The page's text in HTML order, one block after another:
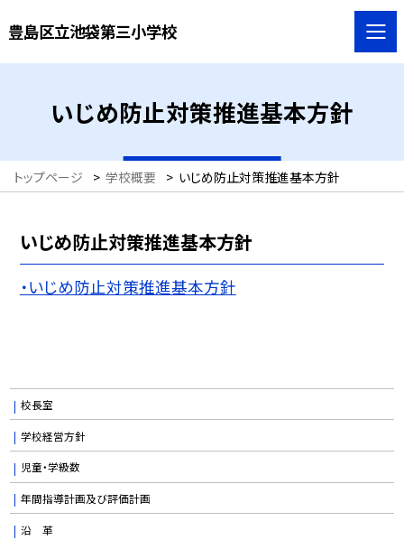
豊島区立池袋第三小学校
いじめ防止対策推進基本方針
トップページ > 学校概要 > いじめ防止対策推進基本方針
いじめ防止対策推進基本方針
・いじめ防止対策推進基本方針
校長室
学校経営方針
児童・学級数
年間指導計画及び評価計画
沿 革